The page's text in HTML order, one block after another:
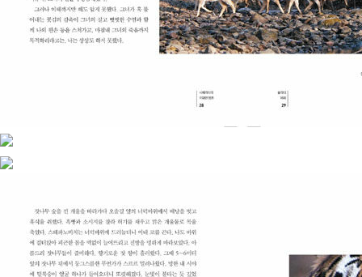
듀서상을 수상했다. 2003년 〈시베리아호랑이-3代의 죽음〉으로 프
랑스 쥘 베른 영화제 관객상, 블라디보스토크 국제영화제 특별상을
받았다. 이 작품은 2010년 상트페테르부르크에서 주최한 ‘세계 호랑
국 공영방송 PBS에서 제작·방영된 자전적인 다큐멘터리 〈시베리아
호랑이 탐사(Siberian Tiger Quest)〉가 여러 국제영화제에서 촬영
상 및 작품상을 받았다. 그 외에 제1회 삼성언론상, 제8회 도쿄국제지
구환경영화제 최우수작품상, 제32회 백상예술대상 대상 등 다수의
즈)”이라는 찬사를 받은 《시베리아의 위대한 영혼》이 있다.